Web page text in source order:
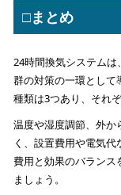
□まとめ
24時間換気システム
群の対策の一環として
種類は3つあり、それ
温度や湿度調節、外か
く、設置費用や電気代
費用と効果のバラン
ましょう。